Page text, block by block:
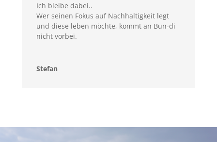
Ich bleibe dabei..
Wer seinen Fokus auf Nachhaltigkeit legt
und diese leben möchte, kommt an Bun-di
nicht vorbei.
Stefan